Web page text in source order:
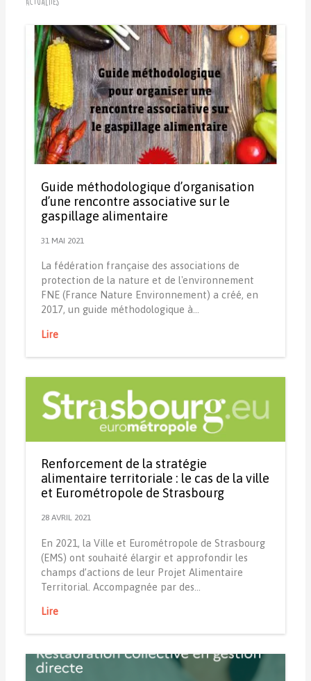
Guide méthodologique d’organisation
d’une rencontre associative sur le
gaspillage alimentaire
31 MAI 2021
La fédération française des associations de
protection de la nature et de l'environnement
FNE (France Nature Environnement) a créé, en
2017, un guide méthodologique à…
Lire
Renforcement de la stratégie
alimentaire territoriale : le cas de la ville
et Eurométropole de Strasbourg
28 AVRIL 2021
En 2021, la Ville et Eurométropole de Strasbourg
(EMS) ont souhaité élargir et approfondir les
champs d’actions de leur Projet Alimentaire
Territorial. Accompagnée par des…
Lire